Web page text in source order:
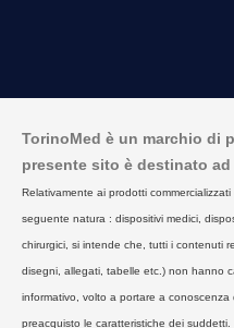
TorinoMed è un marchio di
presente sito è destinato
Relativamente ai prodotti
seguente natura : dispositivi medici,
chirurgici, si intende che, tutti i contenuti
disegni, allegati, tabelle etc.) non hanno
informativo, volto a portare a
preacquisto le caratteristiche dei